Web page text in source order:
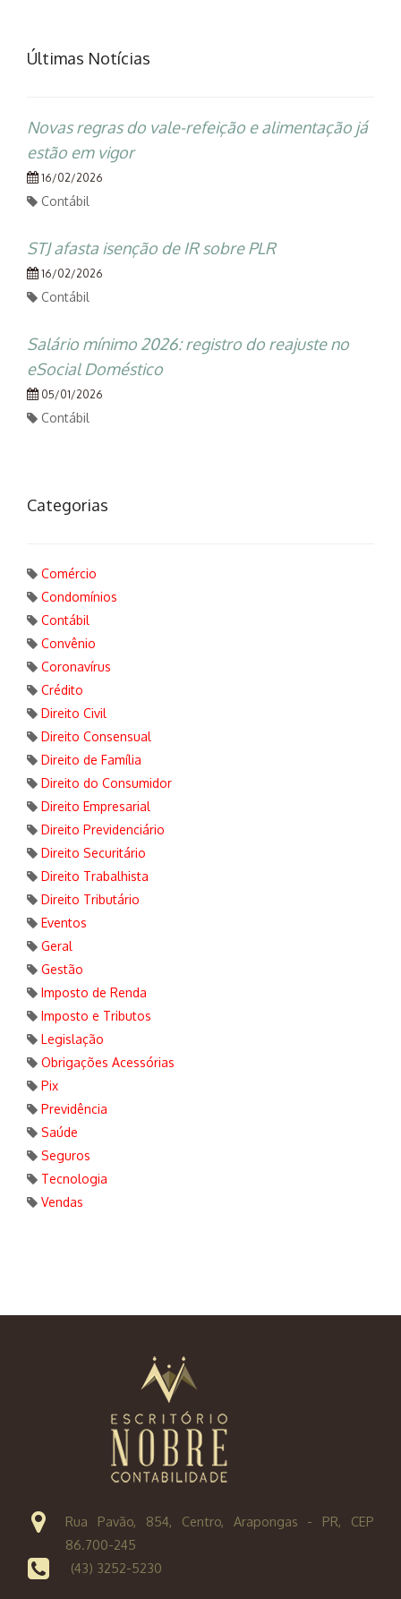
Últimas Notícias
Novas regras do vale-refeição e alimentação já
estão em vigor
16/02/2026
Contábil
STJ afasta isenção de IR sobre PLR
16/02/2026
Contábil
Salário mínimo 2026: registro do reajuste no
eSocial Doméstico
05/01/2026
Contábil
Categorias
Comércio
Condomínios
Contábil
Convênio
Coronavírus
Crédito
Direito Civil
Direito Consensual
Direito de Família
Direito do Consumidor
Direito Empresarial
Direito Previdenciário
Direito Securitário
Direito Trabalhista
Direito Tributário
Eventos
Geral
Gestão
Imposto de Renda
Imposto e Tributos
Legislação
Obrigações Acessórias
Pix
Previdência
Saúde
Seguros
Tecnologia
Vendas
Rua Pavão, 854, Centro, Arapongas - PR, CEP
86.700-245
(43) 3252-5230